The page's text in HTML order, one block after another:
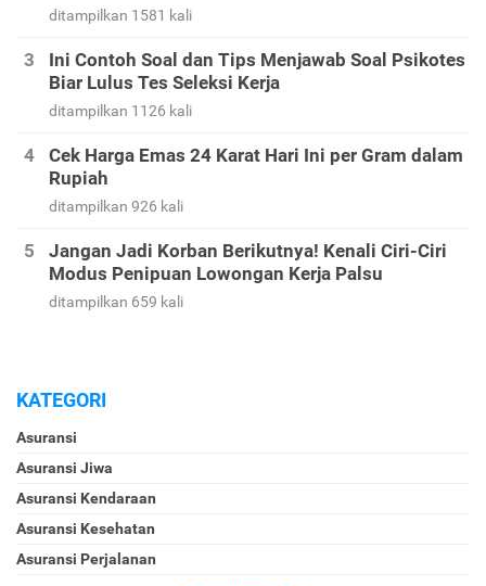
ditampilkan 1581 kali
Ini Contoh Soal dan Tips Menjawab Soal Psikotes
Biar Lulus Tes Seleksi Kerja
ditampilkan 1126 kali
Cek Harga Emas 24 Karat Hari Ini per Gram dalam
Rupiah
ditampilkan 926 kali
Jangan Jadi Korban Berikutnya! Kenali Ciri-Ciri
Modus Penipuan Lowongan Kerja Palsu
ditampilkan 659 kali
KATEGORI
Asuransi
Asuransi Jiwa
Asuransi Kendaraan
Asuransi Kesehatan
Asuransi Perjalanan